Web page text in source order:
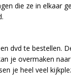
die ze in elkaar
dvd te bestellen.
je overmaken
je heel veel